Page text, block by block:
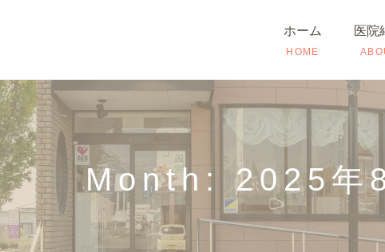
ホーム
HOME
医院
検査のご
医院ギャ
設備機器紹
Month: 2025年8